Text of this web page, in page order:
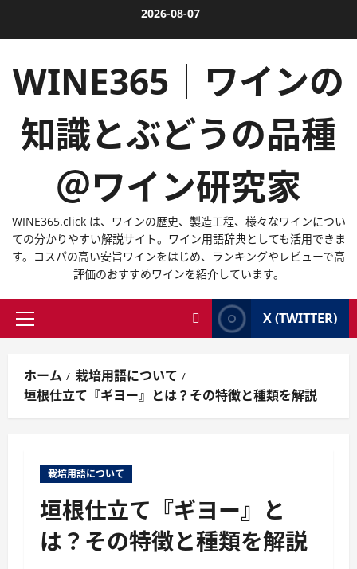
2026-08-07
WINE365｜ワインの
知識とぶどうの品種
＠ワイン研究家
WINE365.click は、ワインの歴史、製造工程、様々なワインについ
ての分かりやすい解説サイト。ワイン用語辞典としても活用できま
す。コスパの高い安旨ワインをはじめ、ランキングやレビューで高
評価のおすすめワインを紹介しています。
メ
メ
ニ
ュ
X (TWITTER)
ホーム
栽培用語について
垣根仕立て『ギヨー』とは？その特徴と種類を解説
栽培用語について
垣根仕立て『ギヨー』と
は？その特徴と種類を解説